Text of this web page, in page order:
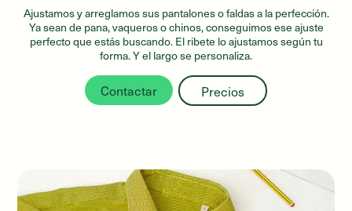
Ajustamos y arreglamos sus pantalones o faldas a la perfección.
Ya sean de pana, vaqueros o chinos, conseguimos ese ajuste
perfecto que estás buscando. El ribete lo ajustamos según tu
forma. Y el largo se personaliza.
Contactar Precios